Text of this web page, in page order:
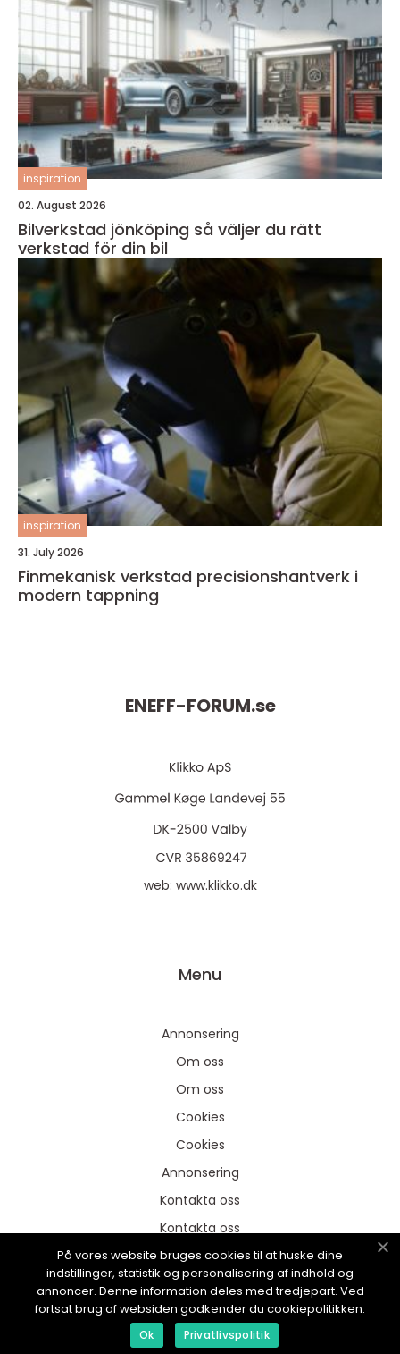
inspiration
02. August 2026
Bilverkstad jönköping så väljer du rätt
verkstad för din bil
inspiration
31. July 2026
Finmekanisk verkstad precisionshantverk i
modern tappning
ENEFF-FORUM.se
web: www.klikko.dk
Menu
Annonsering
Om oss
Om oss
Cookies
Cookies
Annonsering
Kontakta oss
Kontakta oss
Sitemap
Sitemap
På vores website bruges cookies til at huske dine
indstillinger, statistik og personalisering af indhold og
annoncer. Denne information deles med tredjepart. Ved
fortsat brug af websiden godkender du cookiepolitikken.
Ok Privatlivspolitik